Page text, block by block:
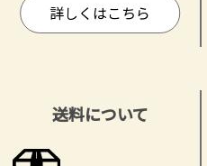
詳しくはこちら
送料について